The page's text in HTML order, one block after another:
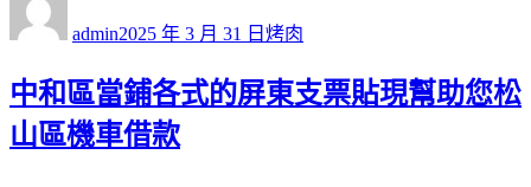
者
admin佈
期:
2025 年 3 月 31 日 類
烤肉
中和區當鋪各式的屏東支票貼現幫助您松
山區機車借款